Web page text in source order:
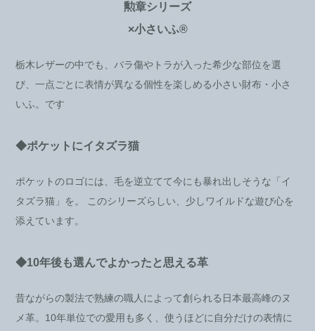
勲章シリーズ
×小さいふ®
栃木レザーの中でも、バラ傷やトラが入った希少な部位を選
び、一点ごとに表情が異なる個性を楽しめる小さい財布・小さ
いふ。です
◆ポケットにイタズラ猫
ポケットのロゴには、毛を逆立てて今にも暴れ出しそうな「イ
タズラ猫」を。 このシリーズらしい、少しワイルドな遊び心を
添えています。
◆10年後も選んでよかったと思える革
昔ながらの製法で熟練の職人によって創られる日本最高峰のヌ
メ革。10年単位での愛用も多く、使うほどに自分だけの表情に